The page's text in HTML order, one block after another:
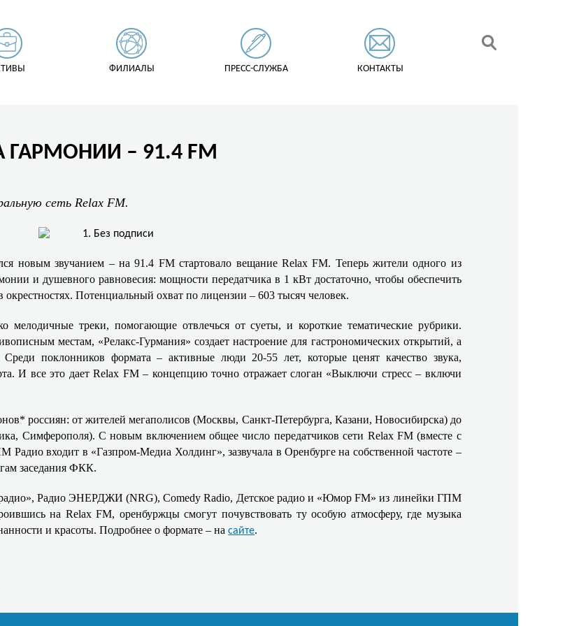
ФИЛИАЛЫ ПРЕСС-СЛУЖБА КОНТАКТЫ
ГАРМОНИИ – 91.4 FM
сеть Relax FM.
новым звучанием – на 91.4 FM стартовало вещание Relax FM. Теперь жители одного из
и душевного равновесия: мощности передатчика в 1 кВт достаточно, чтобы обеспечить
Потенциальный охват по лицензии – 603 тысяч человек.
треки, помогающие отвлечься от суеты, и короткие тематические рубрики.
местам, «Релакс‑Гурмания» создает настроение для гастрономических открытий, а
Среди поклонников формата – активные люди 20-55 лет, которые ценят качество звука,
И все это дает Relax FM – концепцию точно отражает слоган «Выключи стресс – включи
россиян: от жителей мегаполисов (Москвы, Санкт‑Петербурга, Казани, Новосибирска) до
Симферополя). С новым включением общее число передатчиков сети Relax FM (вместе с
Радио входит в «Газпром-Медиа Холдинг», зазвучала в Оренбурге на собственной частоте –
заседания ФКК.
Радио ЭНЕРДЖИ (NRG), Comedy Radio, Детское радио и «Юмор FM» из линейки ГПМ
на Relax FM, оренбуржцы смогут почувствовать ту особую атмосферу, где музыка
и красоты. Подробнее о формате – насайте.